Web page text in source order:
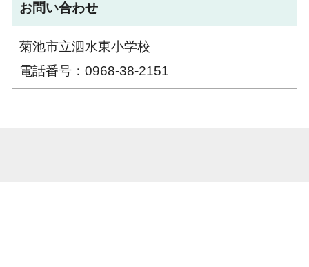
お問い合わせ
菊池市立泗水東小学校
電話番号：0968-38-2151